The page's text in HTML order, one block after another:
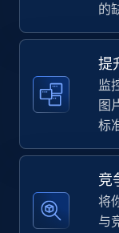
TikTok
by keywords
URL, Title,
price, Final
的
提
监
图
标
竞
将
与